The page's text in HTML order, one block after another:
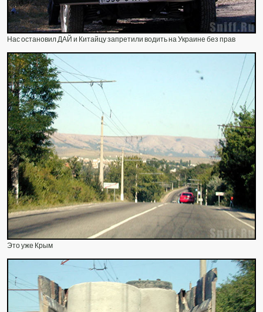
Нас остановил ДАЙ и Китайцу запретили водить на Украине без прав
Это уже Крым